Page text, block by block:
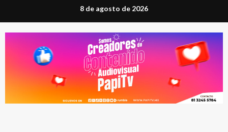
al
contenido
8 de agosto de 2026